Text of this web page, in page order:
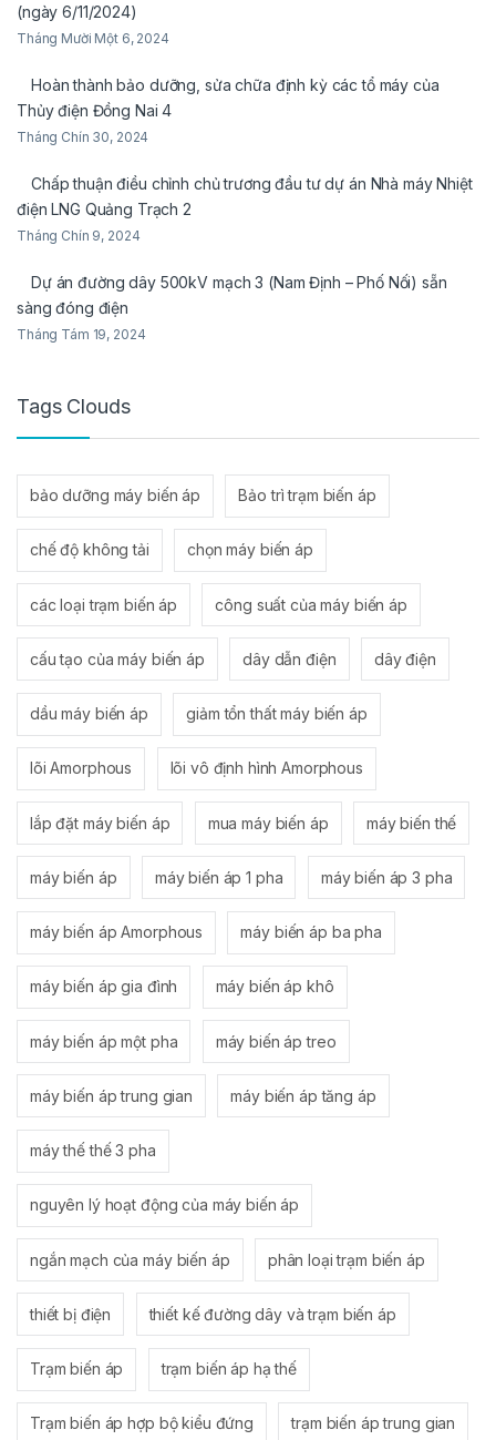
(ngày 6/11/2024)
Tháng Mười Một 6, 2024
Hoàn thành bảo dưỡng, sửa chữa định kỳ các tổ máy của
Thủy điện Đồng Nai 4
Tháng Chín 30, 2024
Chấp thuận điều chỉnh chủ trương đầu tư dự án Nhà máy Nhiệt
điện LNG Quảng Trạch 2
Tháng Chín 9, 2024
Dự án đường dây 500kV mạch 3 (Nam Định – Phố Nối) sẵn
sàng đóng điện
Tháng Tám 19, 2024
Tags Clouds
bảo dưỡng máy biến áp Bảo trì trạm biến áp
chế độ không tải chọn máy biến áp
các loại trạm biến áp công suất của máy biến áp
cấu tạo của máy biến áp dây dẫn điện dây điện
dầu máy biến áp giảm tổn thất máy biến áp
lõi Amorphous lõi vô định hình Amorphous
lắp đặt máy biến áp mua máy biến áp máy biến thế
máy biến áp máy biến áp 1 pha máy biến áp 3 pha
máy biến áp Amorphous máy biến áp ba pha
máy biến áp gia đình máy biến áp khô
máy biến áp một pha máy biến áp treo
máy biến áp trung gian máy biến áp tăng áp
máy thế thế 3 pha
nguyên lý hoạt động của máy biến áp
ngắn mạch của máy biến áp phân loại trạm biến áp
thiết bị điện thiết kế đường dây và trạm biến áp
Trạm biến áp trạm biến áp hạ thế
Trạm biến áp hợp bộ kiểu đứng trạm biến áp trung gian